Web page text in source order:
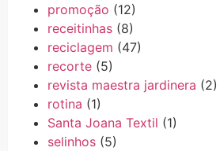
promoção (12)
receitinhas (8)
reciclagem (47)
recorte (5)
revista maestra jardinera (2)
rotina (1)
Santa Joana Textil (1)
selinhos (5)